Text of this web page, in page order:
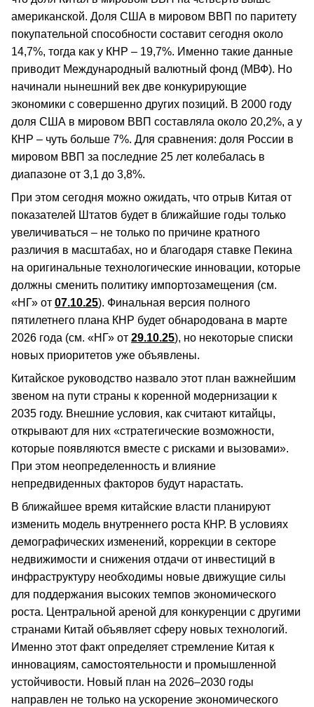
американской. Доля США в мировом ВВП по паритету
покупательной способности составит сегодня около
14,7%, тогда как у КНР – 19,7%. Именно такие данные
приводит Международный валютный фонд (МВФ). Но
начинали нынешний век две конкурирующие
экономики с совершенно других позиций. В 2000 году
доля США в мировом ВВП составляла около 20,2%, а у
КНР – чуть больше 7%. Для сравнения: доля России в
мировом ВВП за последние 25 лет колебалась в
диапазоне от 3,1 до 3,8%.
При этом сегодня можно ожидать, что отрыв Китая от
показателей Штатов будет в ближайшие годы только
увеличиваться – не только по причине кратного
различия в масштабах, но и благодаря ставке Пекина
на оригинальные технологические инновации, которые
должны сменить политику импортозамещения (см.
«НГ» от 07.10.25). Финальная версия полного
пятилетнего плана КНР будет обнародована в марте
2026 года (см. «НГ» от 29.10.25), но некоторые списки
новых приоритетов уже объявлены.
Китайское руководство назвало этот план важнейшим
звеном на пути страны к коренной модернизации к
2035 году. Внешние условия, как считают китайцы,
открывают для них «стратегические возможности,
которые появляются вместе с рисками и вызовами».
При этом неопределенность и влияние
непредвиденных факторов будут нарастать.
В ближайшее время китайские власти планируют
изменить модель внутреннего роста КНР. В условиях
демографических изменений, коррекции в секторе
недвижимости и снижения отдачи от инвестиций в
инфраструктуру необходимы новые движущие силы
для поддержания высоких темпов экономического
роста. Центральной ареной для конкуренции с другими
странами Китай объявляет сферу новых технологий.
Именно этот факт определяет стремление Китая к
инновациям, самостоятельности и промышленной
устойчивости. Новый план на 2026–2030 годы
направлен не только на ускорение экономического